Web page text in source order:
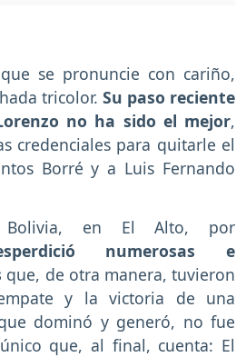
se pronuncie con cariño,
tricolor. Su paso reciente
no ha sido el mejor,
credenciales para quitarle el
Borré y a Luis Fernando
Bolivia, en El Alto, por
numerosas e
que, de otra manera, tuvieron
y la victoria de una
dominó y generó, no fue
que, al final, cuenta: El